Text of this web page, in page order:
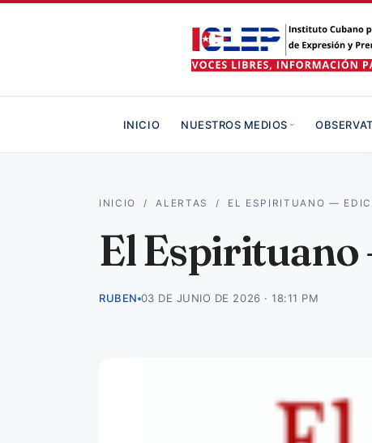
INICIO NUESTROS MEDIOS
INICIO /ALERTAS / EL ESPIRITUANO —
El
RUBEN 03 DE JUNIO DE 2026 · 18:11 PM